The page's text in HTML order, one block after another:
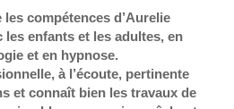
compétences d’Aurelie
les enfants et les adultes, en
et en hypnose.
à l’écoute, pertinente
et connaît bien les travaux de